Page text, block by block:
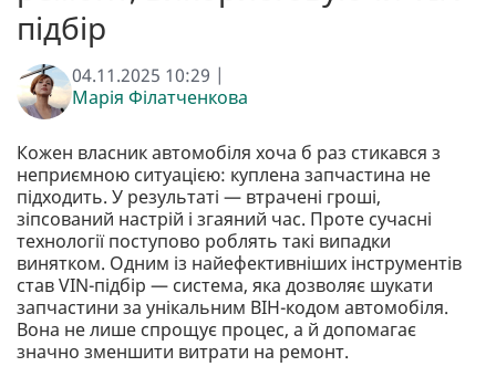
підбір
04.11.2025 10:29 |
Марія Філатченкова
Кожен власник автомобіля хоча б раз стикався з
неприємною ситуацією: куплена запчастина не
підходить. У результаті — втрачені гроші,
зіпсований настрій і згаяний час. Проте сучасні
технології поступово роблять такі випадки
винятком. Одним із найефективніших інструментів
став VIN-підбір — система, яка дозволяє шукати
запчастини за унікальним ВІН-кодом автомобіля.
Вона не лише спрощує процес, а й допомагає
значно зменшити витрати на ремонт.